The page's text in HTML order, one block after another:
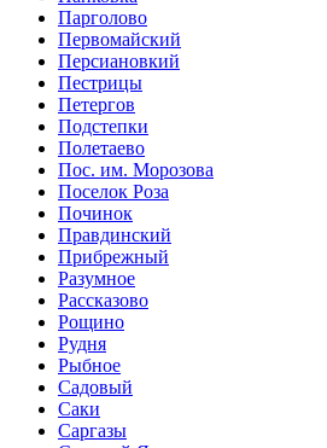
Парголово
Первомайский
Персиановкий
Пестрицы
Петергов
Подстепки
Полетаево
Пос. им. Морозова
Поселок Роза
Починок
Правдинский
Прибрежный
Разумное
Рассказово
Рощино
Рудня
Рыбное
Садовый
Саки
Саргазы